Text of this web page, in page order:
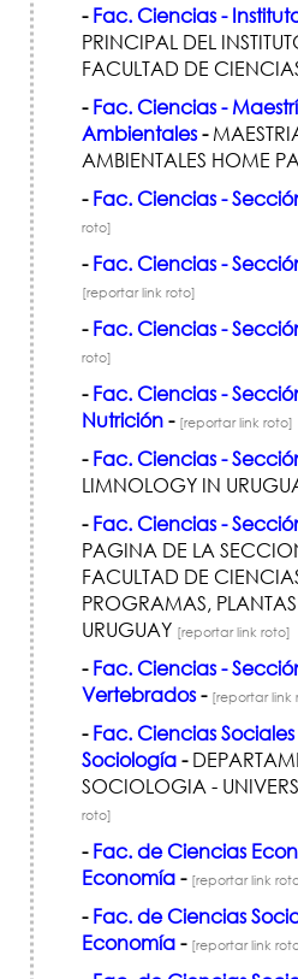
- Fac. Ciencias -
PRINCIPAL DEL
FACULTAD DE
- Fac. Ciencias -
Ambientales-
AMBIENTALES HOME
- Fac. Ciencias -
roto]
- Fac. Ciencias -
[reportar link roto]
- Fac. Ciencias -
roto]
- Fac. Ciencias -
Nutrición- [reportar link roto]
- Fac. Ciencias -
LIMNOLOGY IN
- Fac. Ciencias -
PAGINA DE LA
FACULTAD DE
PROGRAMAS,
URUGUAY [reportar link roto]
- Fac. Ciencias -
Vertebrados- [reportar link
- Fac. Ciencias
Sociología-
SOCIOLOGIA -
roto]
- Fac. de Ciencias
Economía- [reportar link
- Fac. de Ciencias
Economía- [reportar link